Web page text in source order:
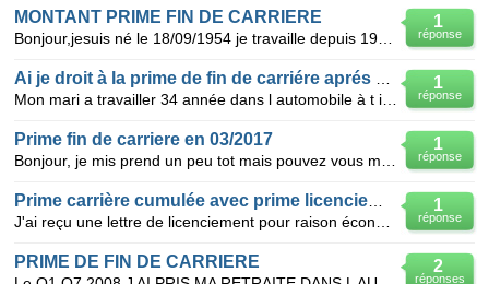
1
réponse
MONTANT PRIME FIN DE CARRIERE
1
réponse
1
réponse
Prime fin de carriere en 03/2017
1
réponse
2
réponses
PRIME DE FIN DE CARRIERE